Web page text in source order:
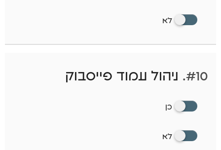
לא
#10. ניהול עמוד פייסבוק
כן
לא